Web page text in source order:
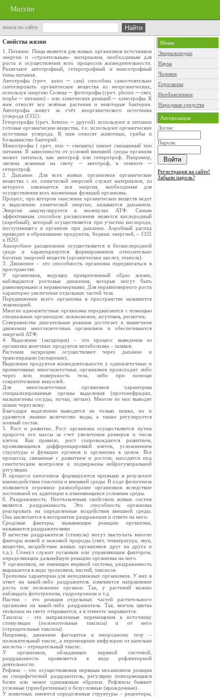
Murzim
поиск по сайту
Свойства жизни
1. Питание. Пища является для живых организмов источником
энергии и «строительным» материалом, необходимым для
роста и осуществления всех процессов жизнедеятельности.
Различают автотрофный, гетеротрофный и миксотрофный
типы питания.
Автотрофы (греч. autos ─ сам) способны самостоятельно
синтезировать органические вещества из неорганических,
используя энергию Солнца ─ фототрофы (греч. photos ─ свет,
trophe ─ питание) – или химических реакций ─ хемотрофы. К
ним относят все зелёные растения и некоторые бактерии.
Автотрофы живут за счёт неорганического источника
углерода (СО2).
Гетеротрофы (rpeч. heteros ─ другой) используют в питании
готовые органические вещества, т.е. используют органические
источники углерода. К ним относят животных, грибы и
большинство бактерий.
Миксотрофы ( греч. mix ─ смешать) имеют смешанный тип
питания. В зависимости от условий внешней среды организм
может питаться, как автотроф или гетеротроф. Например,
эвглена зеленная на свету ─ автотроф, в темноте ─
гетеротроф.
2. Дыхание. Для всех живых организмов органические
вещества с их химической энергией служат материалом, из
которого извлекается вся энергия, необходимая для
осуществления всех жизненных функций организма.
Процесс, при котором окисление органических веществ ведет
к выделению химической энергии, называется дыханием.
Энергия аккумулируется в молекулах АТФ. Самым
эффективным способом расщепления является кислородный
(аэробный), который осуществляется при участии кислорода,
поступающего в организм при дыхании. Аэробный распад
приводит к образованию продуктов, бедных энергией, – СО2
и Н2О.
Анаэробное расщепление осуществляется в бескислородной
среде и характеризуется формированием относительно
богатых энергией веществ (органических кислот, этанола).
3. Движение – это способность организма передвигаться в
пространстве.
У организмов, ведущих прикрепленный образ жизни,
наблюдаются ростовые движения, которые могут быть
равномерными и неравномерными. Для неравномерного роста
характерно увеличение отдельных частей тела.
Передвижение всего организма в пространстве называется
локомоцией.
Многие одноклеточные организмы передвигаются с помощью
специальных органоидов: ложноножек, жгутиков, ресничек.
Совершенства двигательная реакция достигает в мышечном
движении многоклеточных организмов и обеспечивается
энергией АТФ.
4. Выделение (экскреция) – это процесс выведения из
организма конечных продуктов метаболизма – шлаков.
Растения экскрецию осуществляют через дыхание и
транспирацию (испарение).
Выделение продуктов жизнедеятельности у одноклеточных и
примитивных многоклеточных организмов происходит либо
через всю поверхность тела, либо при помощи
сократительных вакуолей.
Для многоклеточных организмов характерны
специализированные органы выделения (протонефридии,
мальпигиевы сосуды, почки, легкие). Многие из них выводят
шлаки через кожу.
Благодаря выделению выводятся не только шлаки, но и
удаляется лишнее количество воды, а также регулируется
ионный состав.
5. Рост и развитие. Рост организма осуществляется путем
прироста его массы за счет увеличения размеров и числа
клеток. Как правило, рост сопровождается развитием,
проявляющимся дифференцировкой клеток, усложнением
структуры и функции органов и организма в целом. Все
процессы, связанные с развитием и ростом, находятся под
генетическим контролем и подвержены нейрогуморальной
регуляции.
В процессе онтогенеза формируются признаки в результате
взаимодействия генотипа и внешней среды. В ходе филогенеза
появляется огромное разнообразие организмов вследствие
постоянной их адаптации к изменяющимся условиям среды.
6. Раздражимость. Неотъемлемым свойством живых систем
является раздражимость. Это способность организма
реагировать на определенные воздействия внешней среды.
Она заключается в восприятии раздражения и ответе на него.
Средовые факторы, вызывающие реакцию организма,
называются раздражителями.
В качестве раздражителя (стимула) могут выступать многие
факторы живой и неживой природы (свет, температура, звук,
вещество, воздействие живых организмов друг на друга и
т.д.). Стимул служит пусковым или управляющим фактором,
определяющим дальнейшую реакцию организма на него.
У организмов, не имеющих нервной системы, раздражимость
выражается в виде тропизмов, настий, таксисов.
Тропизмы характерны для неподвижных организмов. У них в
ответ на какой-либо раздражитель изменяется направление
роста или положение органов. Так, у растений можно
наблюдать фототропизм, гидротропизм и т.д.
Настии – это реакция отдельных частей растительного
организма на какой-либо раздражитель. Так, венчик цветка
тюльпана на свету открывается, а в темноте закрывается.
Таксисы – это направленные перемещения к источнику
стимуляции (положительные таксисы) и от него
(отрицательные таксисы).
Например, движение фагоцитов к инородному телу –
положительный таксис, а перемещение инфузории от капельки
кислоты – отрицательный таксис.
У организмов, обладающих нервной системой,
раздражимость проявляется в виде рефлекторной
деятельности.
Рефлекс – это осуществляемая нервным механизмом реакция
на специфический раздражитель, регулярно повторяющаяся
более или менее одинаковым образом. Рефлексы бывают
условные (приобретенные) и безусловные (врожденные).
У животных имеются определенные структуры – рецепторы,
Меню
Энциклопедии
Наука
Человек
Гороскопы
Необъяснимое
Народные средства
Авторизация
Логин:
Пароль:
Регистрация на сайте!
Забыли пароль?